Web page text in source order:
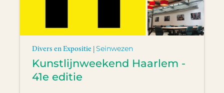
Divers en Expositie |Seinwezen
Kunstlijnweekend Haarlem -
41e editie